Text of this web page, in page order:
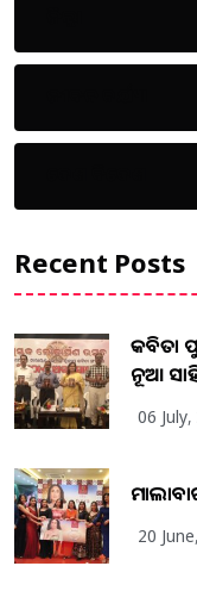
Recent Posts
କବିତା
ନୂଆ
06 July,
20